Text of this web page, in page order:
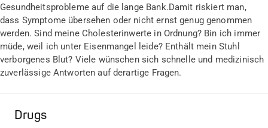
Gesundheitsprobleme auf die lange Bank.Damit riskiert man,
dass Symptome übersehen oder nicht ernst genug genommen
werden. Sind meine Cholesterinwerte in Ordnung? Bin ich immer
müde, weil ich unter Eisenmangel leide? Enthält mein Stuhl
verborgenes Blut? Viele wünschen sich schnelle und medizinisch
zuverlässige Antworten auf derartige Fragen.
Drugs